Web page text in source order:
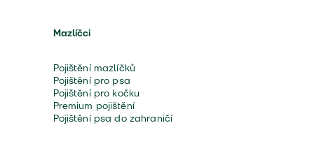
Mazlíčci
Pojištění mazlíčků
Pojištění pro psa
Pojištění pro kočku
Premium pojištění
Pojištění psa do zahraničí